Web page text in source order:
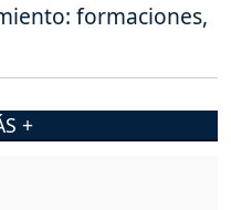
formaciones,
+